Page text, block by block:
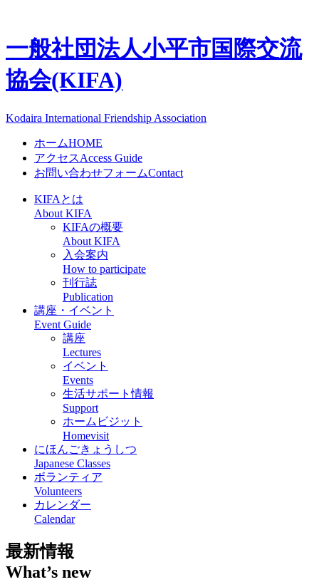
一般社団法人小平市国際交流
協会(KIFA)
Kodaira International Friendship Association
ホームHOME
アクセスAccess Guide
お問い合わせフォームContact
KIFAとは
About KIFA
KIFAの概要
About KIFA
入会案内
How to participate
刊行誌
Publication
講座・イベント
Event Guide
講座
Lectures
イベント
Events
生活サポート情報
Support
ホームビジット
Homevisit
にほんごきょうしつ
Japanese Classes
ボランティア
Volunteers
カレンダー
Calendar
最新情報
What’s new